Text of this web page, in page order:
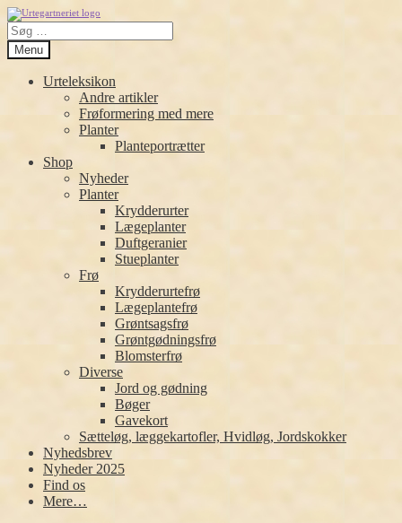
Spring
til
navigation
Spring
til
indhold
Søg
efter:
Menu
Urteleksikon
Andre artikler
Frøformering med mere
Planter
Planteportrætter
Shop
Nyheder
Planter
Krydderurter
Lægeplanter
Duftgeranier
Stueplanter
Frø
Krydderurtefrø
Lægeplantefrø
Grøntsagsfrø
Grøntgødningsfrø
Blomsterfrø
Diverse
Jord og gødning
Bøger
Gavekort
Sætteløg, læggekartofler, Hvidløg, Jordskokker
Nyhedsbrev
Nyheder 2025
Find os
Mere…